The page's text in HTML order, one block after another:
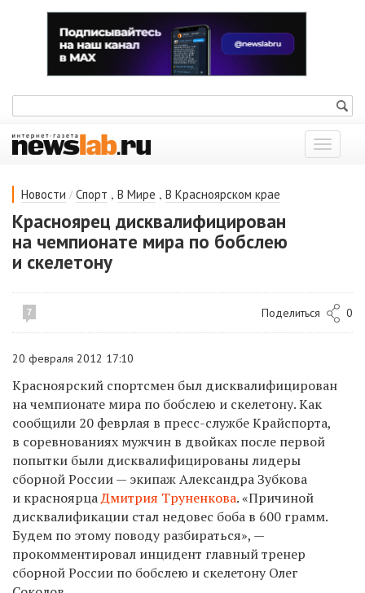
Показать
меню
Новости / Спорт , В Мире , В Красноярском крае
Красноярец дисквалифицирован
на чемпионате мира по бобслею
и скелетону
7 Поделиться 0
20 февраля 2012 17:10
Красноярский спортсмен был дисквалифицирован
на чемпионате мира по бобслею и скелетону. Как
сообщили 20 феврлая в пресс-службе Крайспорта,
в соревнованиях мужчин в двойках после первой
попытки были дисквалифицированы лидеры
сборной России — экипаж Александра Зубкова
и красноярцаДмитрия Труненкова. «Причиной
дисквалификации стал недовес боба в 600 грамм.
Будем по этому поводу разбираться», —
прокомментировал инцидент главный тренер
сборной России по бобслею и скелетону Олег